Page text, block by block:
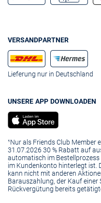
VERSANDPARTNER
Lieferung nur in Deutschland
UNSERE APP DOWNLOADEN
¹Nur als Friends Club Member
31.07.2026 30 % Rabatt auf
automatisch im
im Kundenkonto hinterlegt ist.
kann nicht mit anderen
Barauszahlung, der Kauf einer
Rückvergütung bereits